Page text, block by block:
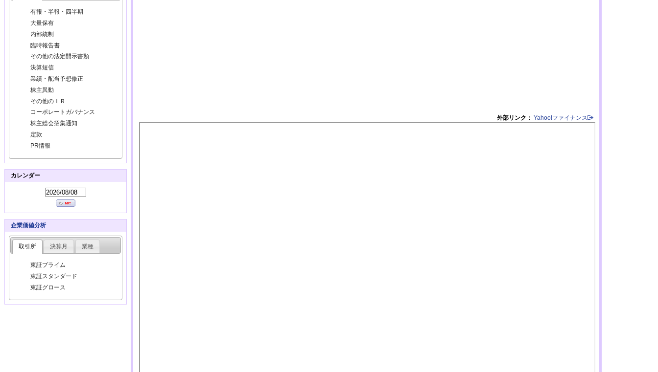
外部リンク： Yahoo!ファイナンス
有報・半報・四半期
大量保有
内部統制
臨時報告書
その他の法定開示書類
決算短信
業績・配当予想修正
株主異動
その他のＩＲ
コーポレートガバナンス
株主総会招集通知
定款
PR情報
カレンダー
企業価値分析
取引所 決算月 業種
東証プライム
東証スタンダード
東証グロース